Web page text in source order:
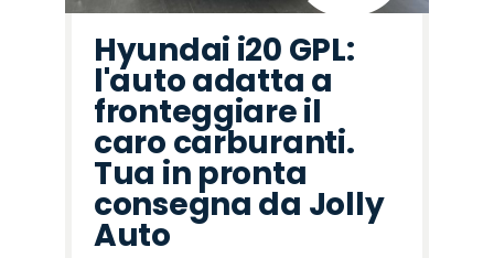
Hyundai i20 GPL:
l'auto adatta a
fronteggiare il
caro carburanti.
Tua in pronta
consegna da Jolly
Auto